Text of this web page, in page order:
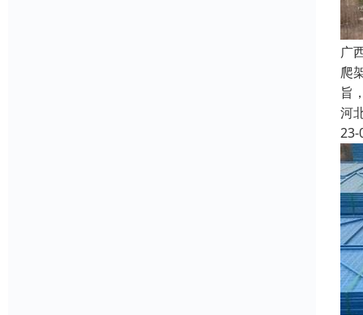
广
爬
旨
河
23-